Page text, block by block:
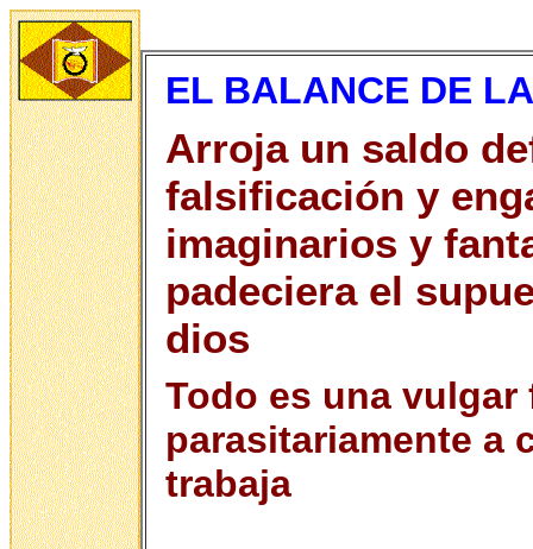
EL BALANCE DE
Arroja un saldo
falsificación y
imaginarios y
padeciera el
dios
Todo es una
parasitariamente a
trabaja